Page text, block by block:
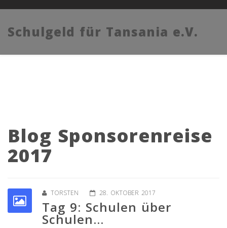
Schulgeld für Tansania e.V.
Blog Sponsorenreise
2017
TORSTEN 28. OKTOBER 2017
Tag 9: Schulen über
Schulen…